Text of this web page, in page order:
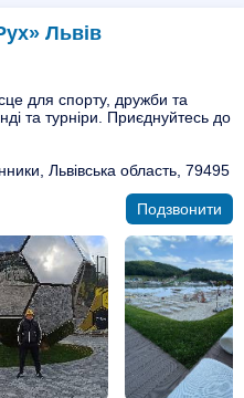
Львів
для спорту, дружби та
та турніри. Приєднуйтесь до
Львівська область, 79495
Подзвонити